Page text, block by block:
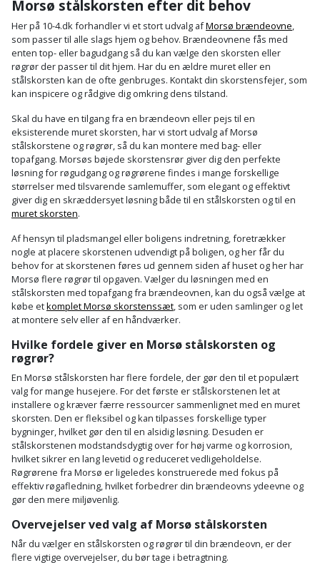
Morsø stålskorsten efter dit behov
Her på 10-4.dk forhandler vi et stort udvalg afMorsø brændeovne,
som passer til alle slags hjem og behov. Brændeovnene fås med
enten top- eller bagudgang så du kan vælge den skorsten eller
røgrør der passer til dit hjem. Har du en ældre muret eller en
stålskorsten kan de ofte genbruges. Kontakt din skorstensfejer, som
kan inspicere og rådgive dig omkring dens tilstand.
Skal du have en tilgang fra en brændeovn eller pejs til en
eksisterende muret skorsten, har vi stort udvalg af Morsø
stålskorstene og røgrør, så du kan montere med bag- eller
topafgang. Morsøs bøjede skorstensrør giver dig den perfekte
løsning for røgudgang og røgrørene findes i mange forskellige
størrelser med tilsvarende samlemuffer, som elegant og effektivt
giver dig en skræddersyet løsning både til en stålskorsten og til en
muret skorsten.
Af hensyn til pladsmangel eller boligens indretning, foretrækker
nogle at placere skorstenen udvendigt på boligen, og her får du
behov for at skorstenen føres ud gennem siden af huset og her har
Morsø flere røgrør til opgaven. Vælger du løsningen med en
stålskorsten med topafgang fra brændeovnen, kan du også vælge at
købe etkomplet Morsø skorstenssæt, som er uden samlinger og let
at montere selv eller af en håndværker.
Hvilke fordele giver en Morsø stålskorsten og
røgrør?
En Morsø stålskorsten har flere fordele, der gør den til et populært
valg for mange husejere. For det første er stålskorstenen let at
installere og kræver færre ressourcer sammenlignet med en muret
skorsten. Den er fleksibel og kan tilpasses forskellige typer
bygninger, hvilket gør den til en alsidig løsning. Desuden er
stålskorstenen modstandsdygtig over for høj varme og korrosion,
hvilket sikrer en lang levetid og reduceret vedligeholdelse.
Røgrørene fra Morsø er ligeledes konstruerede med fokus på
effektiv røgafledning, hvilket forbedrer din brændeovns ydeevne og
gør den mere miljøvenlig.
Overvejelser ved valg af Morsø stålskorsten
Når du vælger en stålskorsten og røgrør til din brændeovn, er der
flere vigtige overvejelser, du bør tage i betragtning.